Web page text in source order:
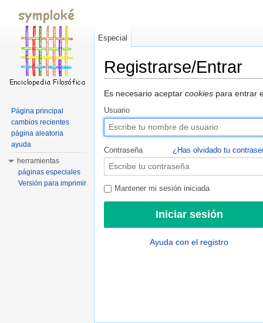
Registrarse/Entrar
Es necesario aceptar cookies para entrar
Usuario
Contraseña ¿Has olvidado tu
Mantener mi sesión iniciada
Ayuda con el registro
Especial
Página principal
cambios recientes
página aleatoria
ayuda
herramientas
páginas especiales
Versión para imprimir